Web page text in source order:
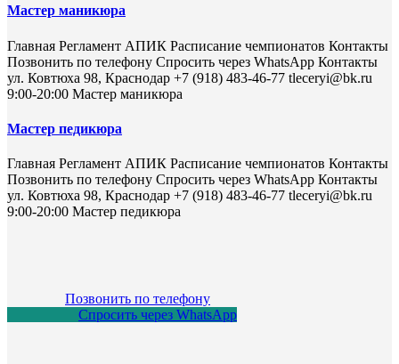
Мастер маникюра
Главная Регламент АПИК Расписание чемпионатов Контакты
Позвонить по телефону Спросить через WhatsApp Контакты
ул. Ковтюха 98, Краснодар +7 (918) 483-46-77 tleceryi@bk.ru
9:00-20:00 Мастер маникюра
Мастер педикюра
Главная Регламент АПИК Расписание чемпионатов Контакты
Позвонить по телефону Спросить через WhatsApp Контакты
ул. Ковтюха 98, Краснодар +7 (918) 483-46-77 tleceryi@bk.ru
9:00-20:00 Мастер педикюра
Позвонить по телефону
Спросить через WhatsApp